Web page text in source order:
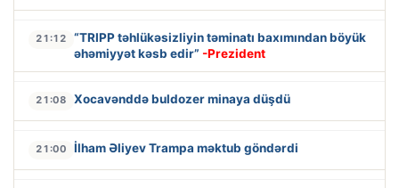
21:12
“TRIPP təhlükəsizliyin təminatı baxımından böyük
əhəmiyyət kəsb edir” -Prezident
21:08 Xocavənddə buldozer minaya düşdü
21:00 İlham Əliyev Trampa məktub göndərdi